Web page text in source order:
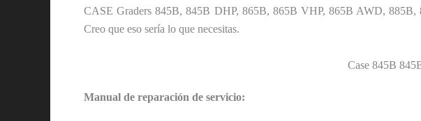
CASE Graders 845B, 845B DHP, 865B, 865B VHP, 865B AWD, 885B,
Creo que eso sería lo que necesitas.
Case 845B
Manual de reparación de servicio: